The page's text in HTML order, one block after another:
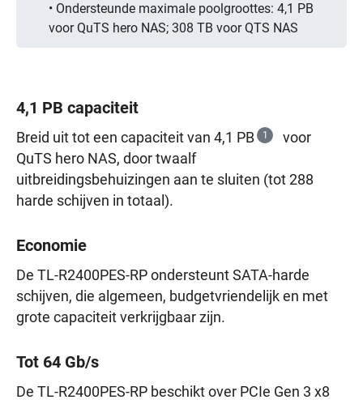
• Ondersteunde maximale poolgroottes: 4,1 PB
voor QuTS hero NAS; 308 TB voor QTS NAS
4,1 PB capaciteit
Breid uit tot een capaciteit van 4,1 PB 1
voor
QuTS hero NAS, door twaalf
uitbreidingsbehuizingen aan te sluiten (tot 288
harde schijven in totaal).
Economie
De TL-R2400PES-RP ondersteunt SATA-harde
schijven, die algemeen, budgetvriendelijk en met
grote capaciteit verkrijgbaar zijn.
Tot 64 Gb/s
De TL-R2400PES-RP beschikt over PCIe Gen 3 x8